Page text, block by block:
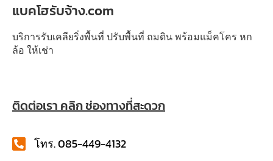
แบคโฮรับจ้าง.com
บริการรับเคลียริ่งพื้นที่ ปรับพื้นที่ ถมดิน พร้อมแม็คโคร หก
ล้อ ให้เช่า
ติดต่อเรา คลิก ช่องทางที่สะดวก
โทร. 085-449-4132